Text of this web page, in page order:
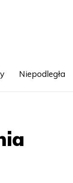
Niepodległa